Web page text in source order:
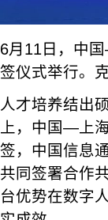
6月11日，中
签仪式举行。
人才培养结出
上，中国—上
签，中国信息
共同签署合作
台优势在数字